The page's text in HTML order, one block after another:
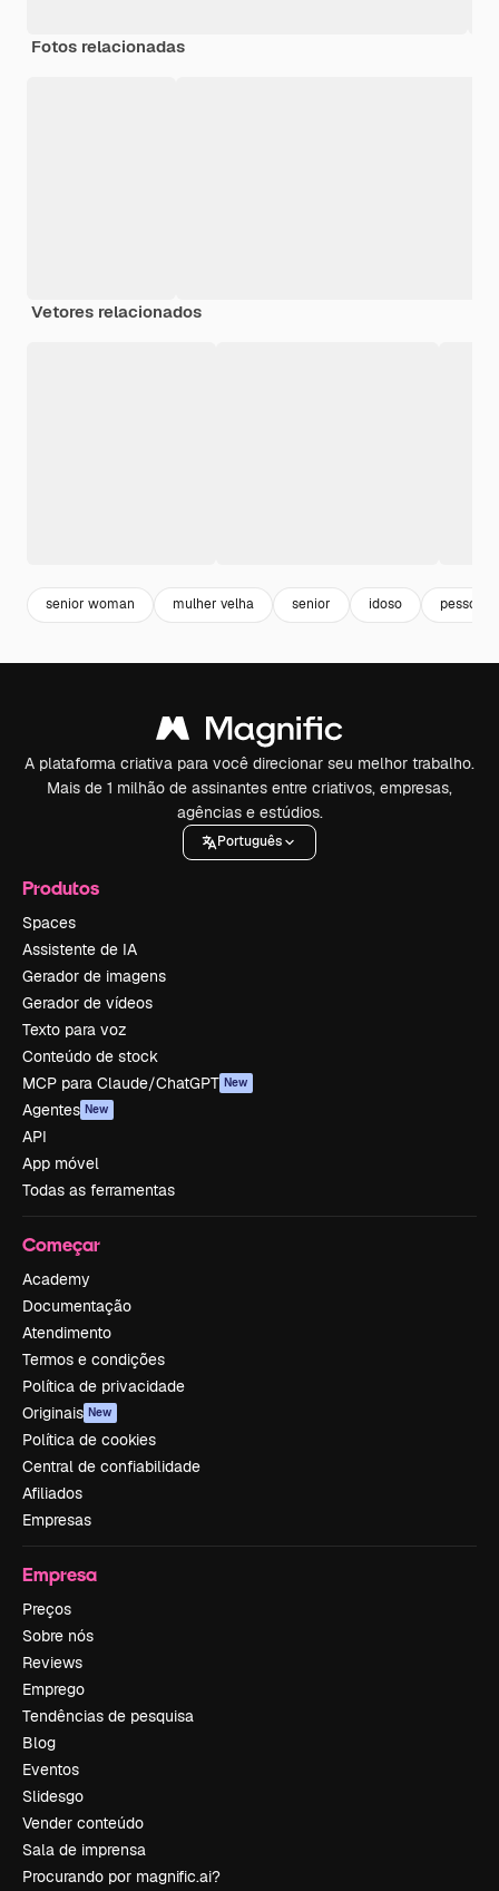
Fotos relacionadas
Vetores relacionados
senior woman mulher velha senior idoso pessoas
A plataforma criativa para você direcionar seu melhor trabalho.
Mais de 1 milhão de assinantes entre criativos, empresas,
agências e estúdios.
Português
Produtos
Spaces
Assistente de IA
Gerador de imagens
Gerador de vídeos
Texto para voz
Conteúdo de stock
MCP para Claude/ChatGPT New
Agentes New
API
App móvel
Todas as ferramentas
Começar
Academy
Documentação
Atendimento
Termos e condições
Política de privacidade
Originais New
Política de cookies
Central de confiabilidade
Afiliados
Empresas
Empresa
Preços
Sobre nós
Reviews
Emprego
Tendências de pesquisa
Blog
Eventos
Slidesgo
Vender conteúdo
Sala de imprensa
Procurando por magnific.ai?